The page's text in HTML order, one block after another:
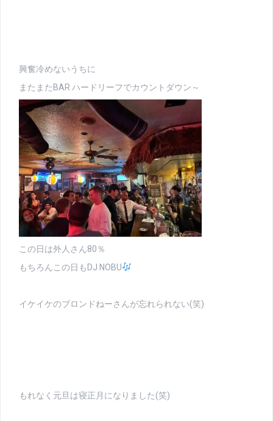
興奮冷めないうちに
またまたBAR ハードリーフでカウントダウン～
この日は外人さん80％
もちろんこの日もDJ NOBU
イケイケのブロンドねーさんが忘れられない(笑)
もれなく元旦は寝正月になりました(笑)